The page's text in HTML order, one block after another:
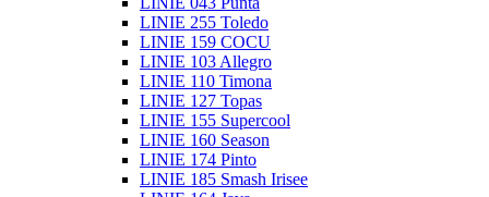
LINIE 255 Toledo
LINIE 159 COCU
LINIE 103 Allegro
LINIE 110 Timona
LINIE 127 Topas
LINIE 155 Supercool
LINIE 160 Season
LINIE 174 Pinto
LINIE 185 Smash Irisee